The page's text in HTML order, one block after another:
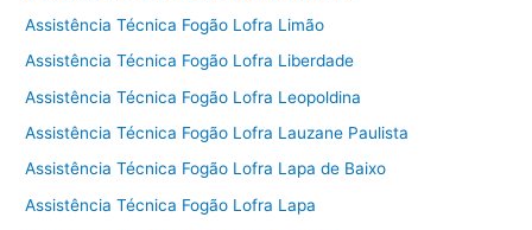
Assistência Técnica Fogão Lofra Limão
Assistência Técnica Fogão Lofra Liberdade
Assistência Técnica Fogão Lofra Leopoldina
Assistência Técnica Fogão Lofra Lauzane Paulista
Assistência Técnica Fogão Lofra Lapa de Baixo
Assistência Técnica Fogão Lofra Lapa